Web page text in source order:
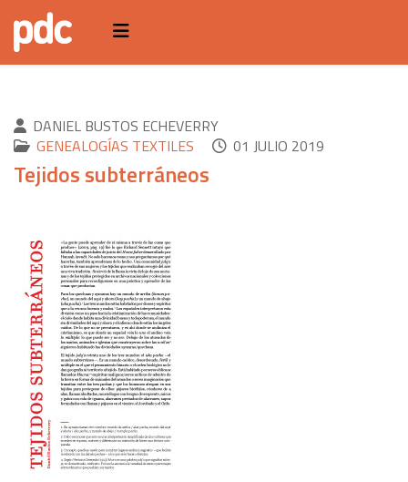
DANIEL BUSTOS ECHEVERRY
GENEALOGÍAS TEXTILES
01 JULIO 2019
Tejidos subterráneos